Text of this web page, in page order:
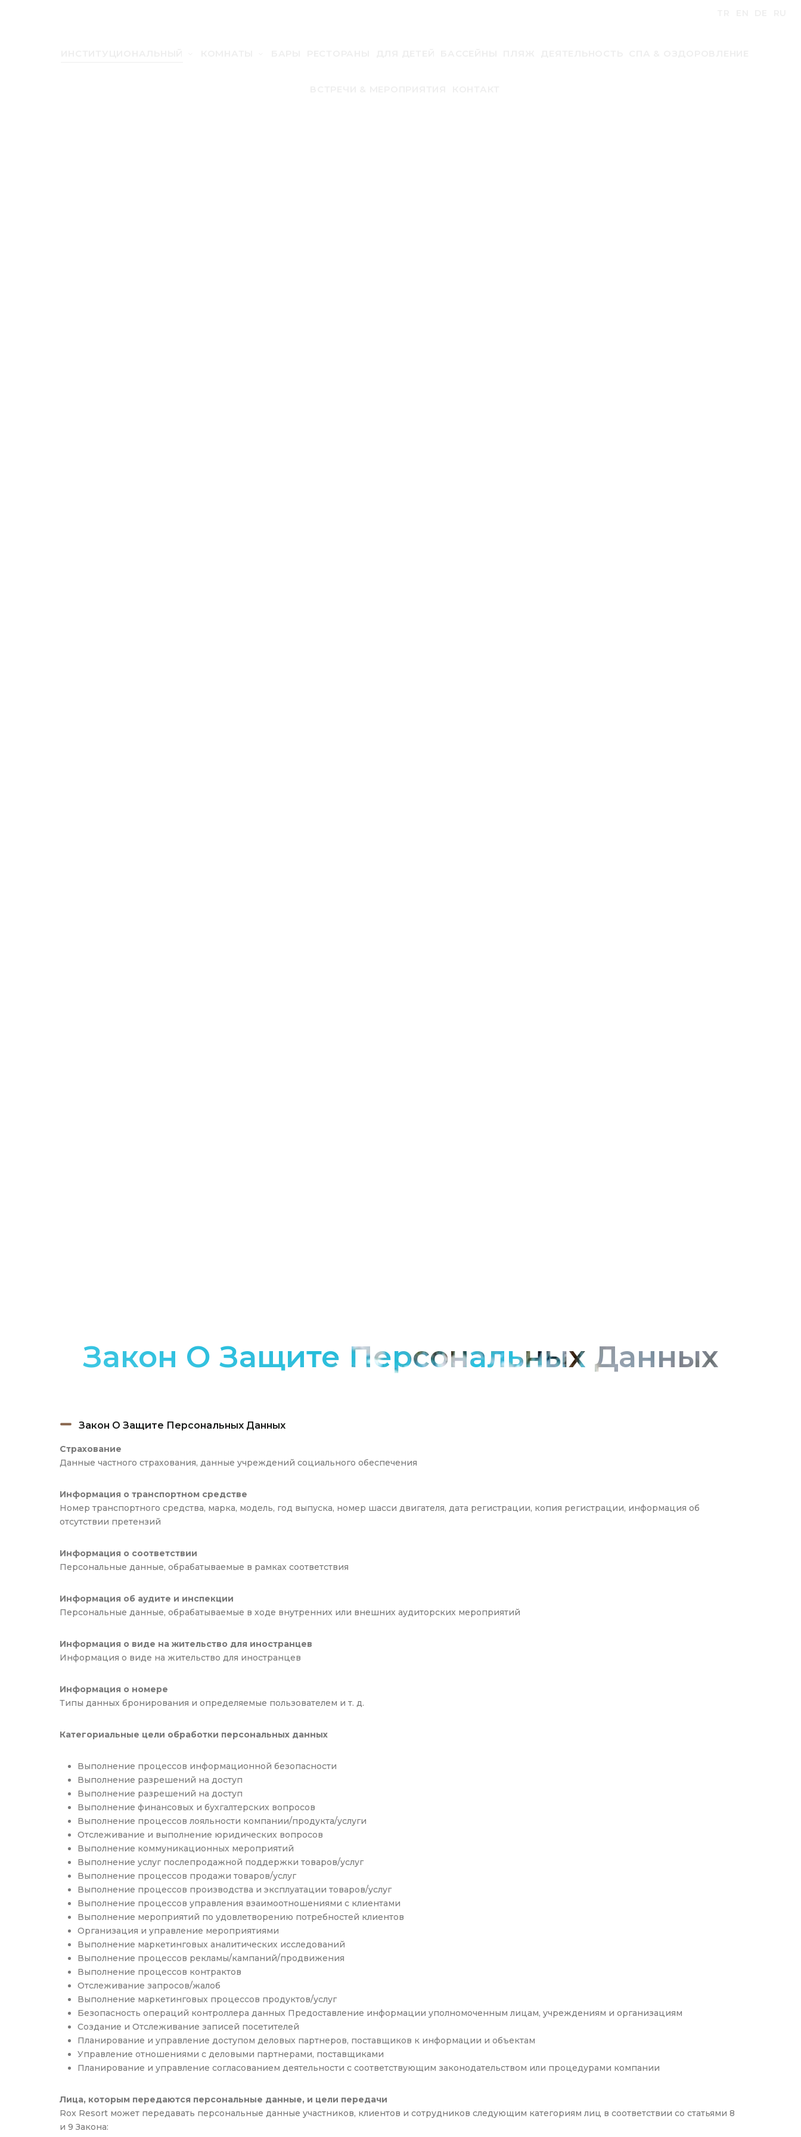
Закон О Защите Персональных Данных
Закон О Защите Персональных Данных
Страхование
Данные частного страхования, данные учреждений социального обеспечения
Информация о транспортном средстве
Номер транспортного средства, марка, модель, год выпуска, номер шасси двигателя, дата регистрации, копия регистрации, информация об
отсутствии претензий
Информация о соответствии
Персональные данные, обрабатываемые в рамках соответствия
Информация об аудите и инспекции
Персональные данные, обрабатываемые в ходе внутренних или внешних аудиторских мероприятий
Информация о виде на жительство для иностранцев
Информация о виде на жительство для иностранцев
Информация о номере
Типы данных бронирования и определяемые пользователем и т. д.
Категориальные цели обработки персональных данных
Выполнение процессов информационной безопасности
Выполнение разрешений на доступ
Выполнение разрешений на доступ
Выполнение финансовых и бухгалтерских вопросов
Выполнение процессов лояльности компании/продукта/услуги
Отслеживание и выполнение юридических вопросов
Выполнение коммуникационных мероприятий
Выполнение услуг послепродажной поддержки товаров/услуг
Выполнение процессов продажи товаров/услуг
Выполнение процессов производства и эксплуатации товаров/услуг
Выполнение процессов управления взаимоотношениями с клиентами
Выполнение мероприятий по удовлетворению потребностей клиентов
Организация и управление мероприятиями
Выполнение маркетинговых аналитических исследований
Выполнение процессов рекламы/кампаний/продвижения
Выполнение процессов контрактов
Отслеживание запросов/жалоб
Выполнение маркетинговых процессов продуктов/услуг
Безопасность операций контроллера данных Предоставление информации уполномоченным лицам, учреждениям и организациям
Создание и Отслеживание записей посетителей
Планирование и управление доступом деловых партнеров, поставщиков к информации и объектам
Управление отношениями с деловыми партнерами, поставщиками
Планирование и управление согласованием деятельности с соответствующим законодательством или процедурами компании
Лица, которым передаются персональные данные, и цели передачи
Rox Resort может передавать персональные данные участников, клиентов и сотрудников следующим категориям лиц в соответствии со статьями 8
и 9 Закона: